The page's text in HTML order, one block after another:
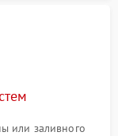
или заливного